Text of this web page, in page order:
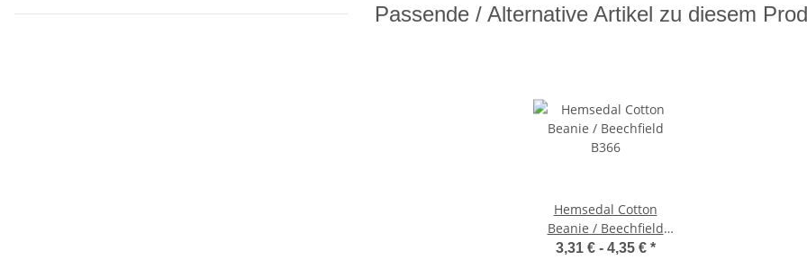
Passende / Alternative Artikel zu diesem
Hemsedal Cotton
Beanie / Beechfield
B366
3,31 € - 4,35 € *